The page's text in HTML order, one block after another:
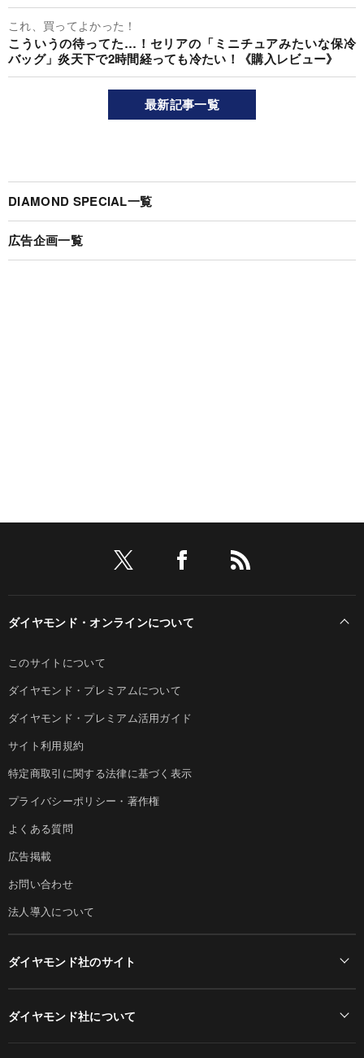
これ、買ってよかった！
こういうの待ってた…！セリアの「ミニチュアみたいな保冷
バッグ」炎天下で2時間経っても冷たい！《購入レビュー》
最新記事一覧
DIAMOND SPECIAL一覧
広告企画一覧
ダイヤモンド・オンラインについて
このサイトについて
ダイヤモンド・プレミアムについて
ダイヤモンド・プレミアム活用ガイド
サイト利用規約
特定商取引に関する法律に基づく表示
プライバシーポリシー・著作権
よくある質問
広告掲載
お問い合わせ
法人導入について
ダイヤモンド社のサイト
ダイヤモンド社について